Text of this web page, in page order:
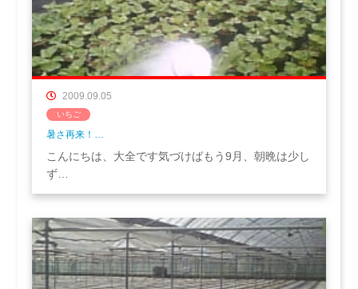
2009.09.05
いちご
暑さ再来！…
こんにちは、大全です気づけばもう9月、朝晩は少し
ず…